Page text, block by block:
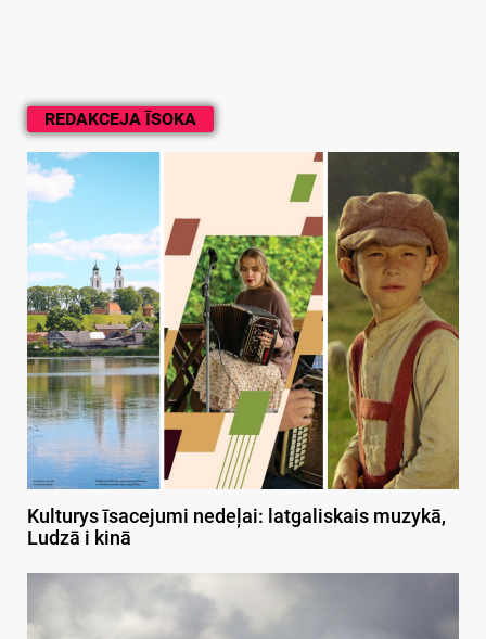
REDAKCEJA ĪSOKA
Kulturys īsacejumi nedeļai: latgaliskais muzykā,
Ludzā i kinā